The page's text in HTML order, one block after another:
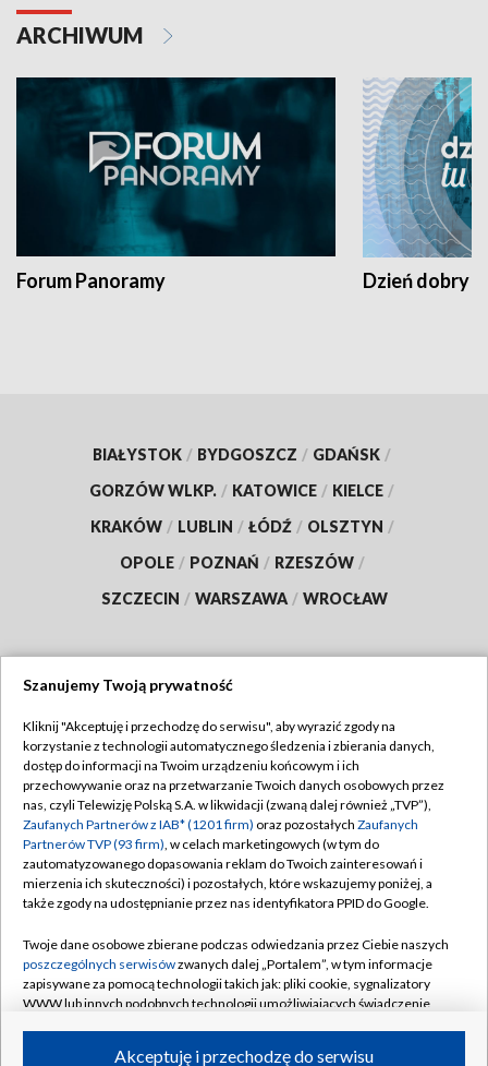
ARCHIWUM
Forum Panoramy Dzień dobry
BIAŁYSTOK / BYDGOSZCZ / GDAŃSK /
GORZÓW WLKP. / KATOWICE / KIELCE /
KRAKÓW / LUBLIN / ŁÓDŹ / OLSZTYN /
OPOLE / POZNAŃ / RZESZÓW /
SZCZECIN / WARSZAWA / WROCŁAW
TVP
Abonament TVP
Emisja w TVP
Centrum informacji TVP
Naziemna Telewizja Cyfrowa
Rada Programowa
System NOS
Informacje o nadawcy
Regulamin TVP
Polityka prywatności
Moje zgody
Pomoc
Kontakt
Kanały
Szanujemy Twoją prywatność
Kliknij "Akceptuję i przechodzę do serwisu", aby wyrazić zgody na
korzystanie z technologii automatycznego śledzenia i zbierania danych,
dostęp do informacji na Twoim urządzeniu końcowym i ich
przechowywanie oraz na przetwarzanie Twoich danych osobowych przez
nas, czyli Telewizję Polską S.A. w likwidacji (zwaną dalej również „TVP”),
Zaufanych Partnerów z IAB* (1201 firm) oraz pozostałych Zaufanych
Partnerów TVP (93 firm), w celach marketingowych (w tym do
zautomatyzowanego dopasowania reklam do Twoich zainteresowań i
mierzenia ich skuteczności) i pozostałych, które wskazujemy poniżej, a
także zgody na udostępnianie przez nas identyfikatora PPID do Google.
Twoje dane osobowe zbierane podczas odwiedzania przez Ciebie naszych
poszczególnych serwisówzwanych dalej „Portalem”, w tym informacje
zapisywane za pomocą technologii takich jak: pliki cookie, sygnalizatory
WWW lub innych podobnych technologii umożliwiających świadczenie
ruchu w Internecie.Akceptuję i przechodzę do serwisu